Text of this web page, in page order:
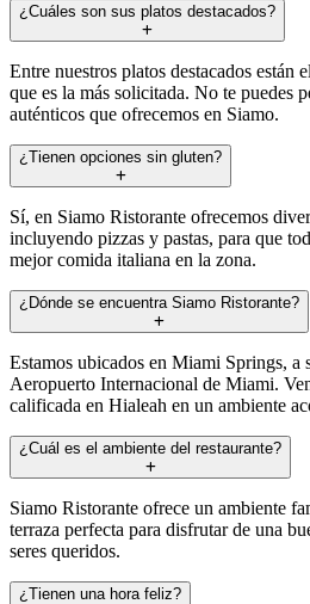
¿Cuáles son sus platos destacados?
Entre nuestros platos destacados
que es la más solicitada. No te puedes
auténticos que ofrecemos en Siamo.
¿Tienen opciones sin gluten?
Sí, en Siamo Ristorante ofrecemos
incluyendo pizzas y pastas, para que
mejor comida italiana en la zona.
¿Dónde se encuentra Siamo Ristorante?
Estamos ubicados en Miami Springs, a
Aeropuerto Internacional de Miami.
calificada en Hialeah en un ambiente
¿Cuál es el ambiente del restaurante?
Siamo Ristorante ofrece un ambiente
terraza perfecta para disfrutar de una
seres queridos.
¿Tienen una hora feliz?